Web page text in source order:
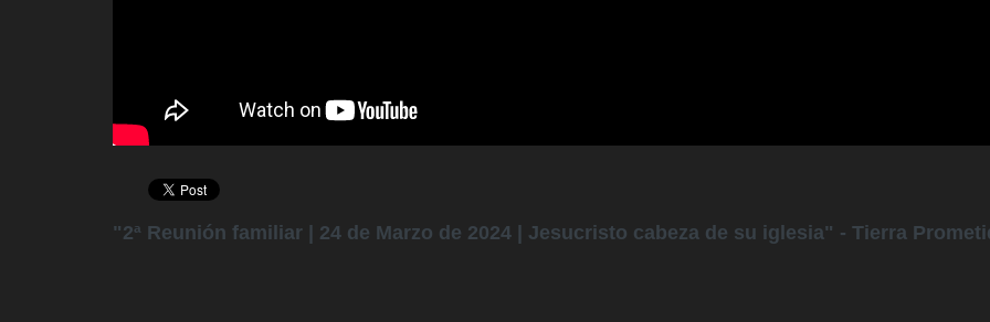
"2ª Reunión familiar | 24 de Marzo de 2024 | Jesucristo cabeza de su iglesia" - Tierra